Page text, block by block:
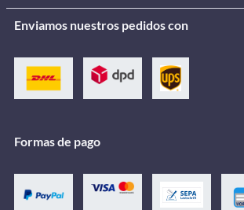
Enviamos nuestros pedidos con
Formas de pago